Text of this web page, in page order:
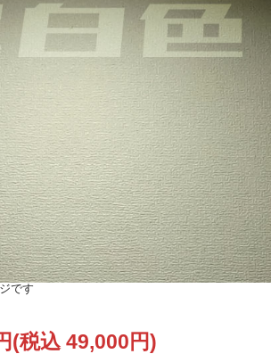
です
(税込 49,000円)